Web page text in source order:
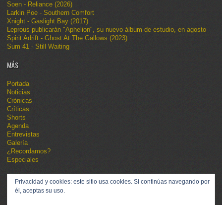
Soen - Reliance (2026)
Larkin Poe - Southern Comfort
Xnight - Gaslight Bay (2017)
Leprous publicarán "Aphelion", su nuevo álbum de estudio, en agosto
Spirit Adrift - Ghost At The Gallows (2023)
Sum 41 - Still Waiting
MÁS
Portada
Noticias
Crónicas
Críticas
Shorts
Agenda
Entrevistas
Galería
¿Recordamos?
Especiales
Privacidad y cookies: este sitio usa cookies. Si continúas navegando por
él, aceptas su uso.